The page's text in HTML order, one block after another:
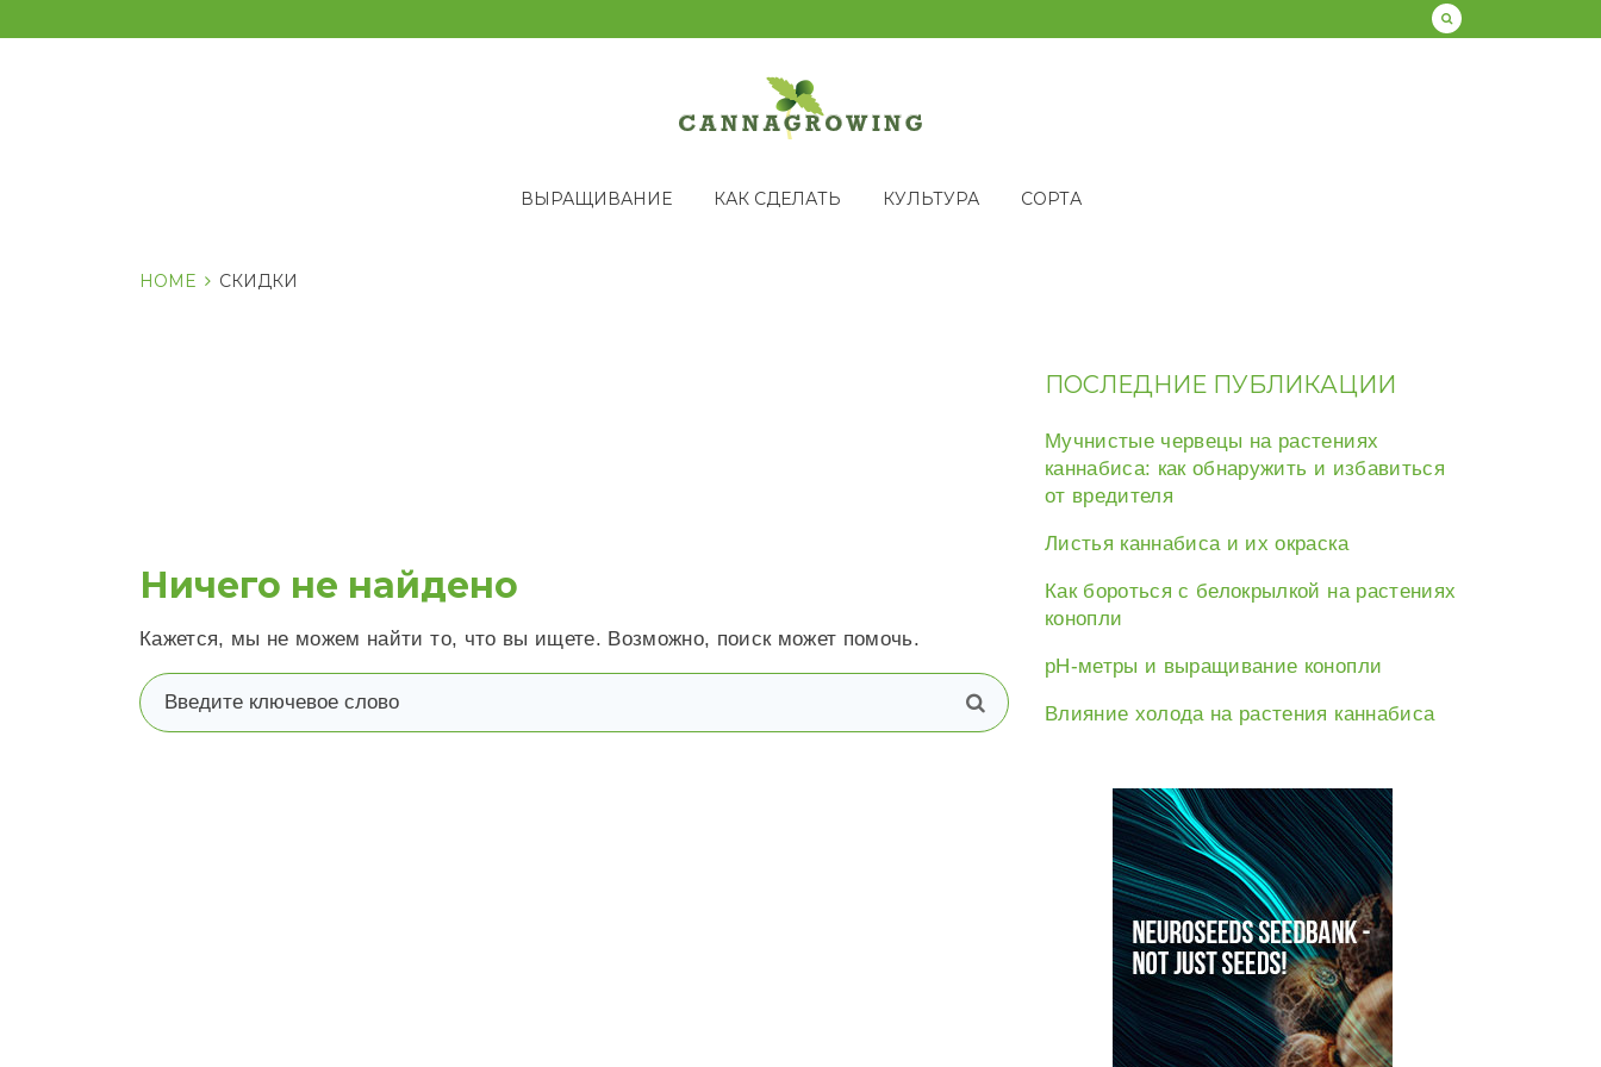
к
ВЫРАЩИВАНИЕ КАК СДЕЛАТЬ КУЛЬТУРА СОРТА
HOME СКИДКИ
Ничего не найдено
Кажется, мы не можем найти то, что вы ищете. Возможно, поиск может помочь.
поиске:
ПОСЛЕДНИЕ ПУБЛИКАЦИИ
Мучнистые червецы на растениях
каннабиса: как обнаружить и избавиться
от вредителя
Листья каннабиса и их окраска
Как бороться с белокрылкой на растениях
конопли
рН-метры и выращивание конопли
Влияние холода на растения каннабиса